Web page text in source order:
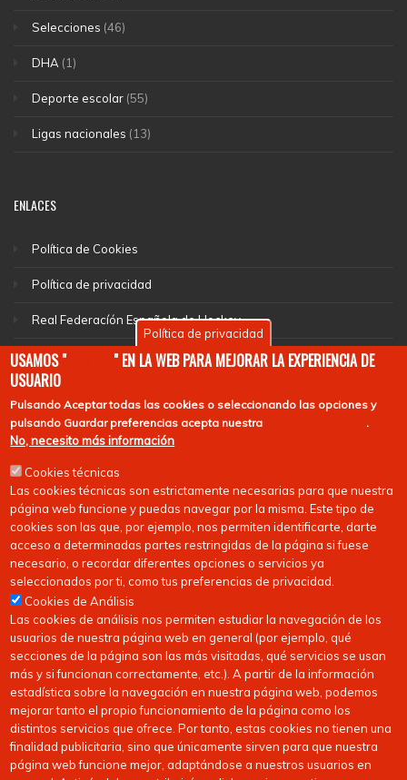
Selecciones (46)
DHA (1)
Deporte escolar (55)
Ligas nacionales (13)
ENLACES
Política de Cookies
Política de privacidad
Real Federacíón Española de Hockey
EuroHockey
Política de privacidad
USAMOS "COOKIES " EN LA WEB PARA MEJORAR LA EXPERIENCIA DE
USUARIO
PulsandoAceptar todas las cookies o seleccionando las opciones y
pulsando Guardar preferencias acepta nuestra .
No, necesito más información
Cookies técnicas
Las cookies técnicas son estrictamente necesarias para que nuestra
página web funcione y puedas navegar por la misma. Este tipo de
cookies son las que, por ejemplo, nos permiten identificarte, darte
acceso a determinadas partes restringidas de la página si fuese
necesario, o recordar diferentes opciones o servicios ya
seleccionados por ti, como tus preferencias de privacidad.
Cookies de Análisis
Las cookies de análisis nos permiten estudiar la navegación de los
usuarios de nuestra página web en general (por ejemplo, qué
secciones de la página son las más visitadas, qué servicios se usan
más y si funcionan correctamente, etc.). A partir de la información
estadística sobre la navegación en nuestra página web, podemos
mejorar tanto el propio funcionamiento de la página como los
distintos servicios que ofrece. Por tanto, estas cookies no tienen una
finalidad publicitaria, sino que únicamente sirven para que nuestra
página web funcione mejor, adaptándose a nuestros usuarios en